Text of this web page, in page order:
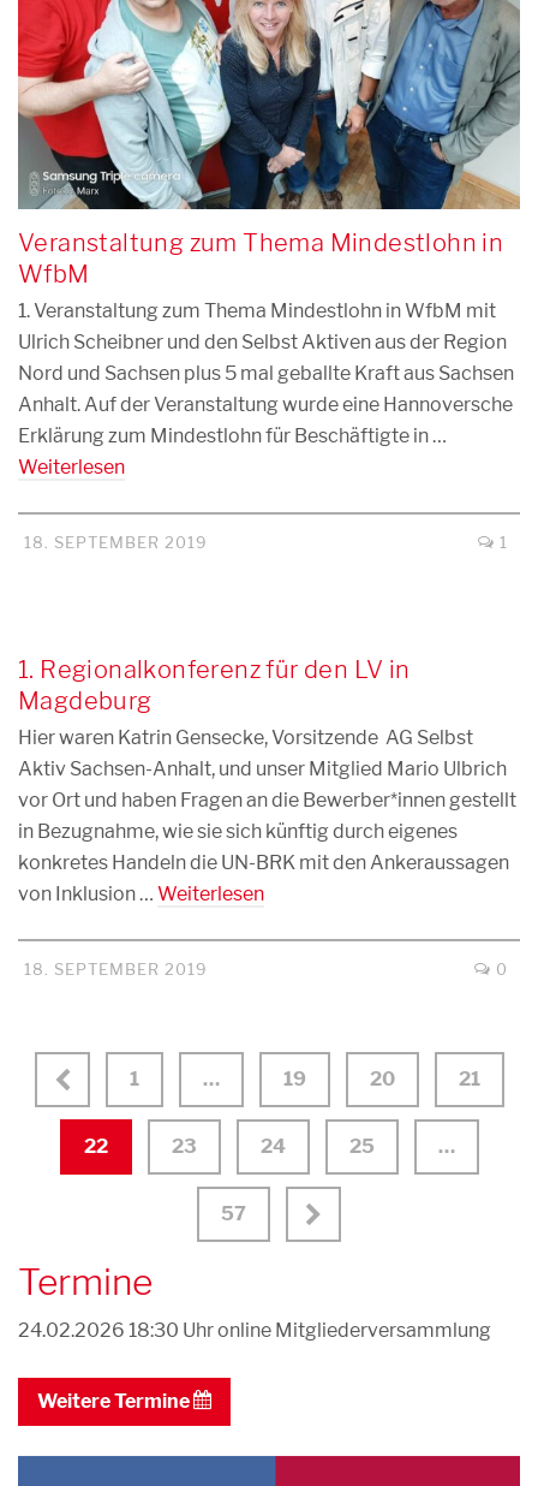
Veranstaltung zum Thema Mindestlohn in
WfbM
1. Veranstaltung zum Thema Mindestlohn in WfbM mit
Ulrich Scheibner und den Selbst Aktiven aus der Region
Nord und Sachsen plus 5 mal geballte Kraft aus Sachsen
Anhalt. Auf der Veranstaltung wurde eine Hannoversche
Erklärung zum Mindestlohn für Beschäftigte in …
Weiterlesen
18. SEPTEMBER 2019 1
1. Regionalkonferenz für den LV in
Magdeburg
Hier waren Katrin Gensecke, Vorsitzende AG Selbst
Aktiv Sachsen-Anhalt, und unser Mitglied Mario Ulbrich
vor Ort und haben Fragen an die Bewerber*innen gestellt
in Bezugnahme, wie sie sich künftig durch eigenes
konkretes Handeln die UN-BRK mit den Ankeraussagen
von Inklusion … Weiterlesen
18. SEPTEMBER 2019 0
1 … 19 20 21
22 23 24 25 …
57
Termine
24.02.2026 18:30 Uhronline Mitgliederversammlung
Weitere Termine